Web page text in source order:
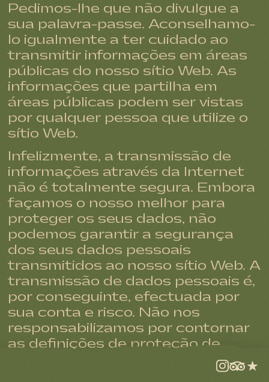
Pedimos-lhe que não divulgue a
sua palavra-passe. Aconselhamo-
lo igualmente a ter cuidado ao
transmitir informações em áreas
públicas do nosso sítio Web. As
informações que partilha em
áreas públicas podem ser vistas
por qualquer pessoa que utilize o
sítio Web.
Infelizmente, a transmissão de
informações através da Internet
não é totalmente segura. Embora
façamos o nosso melhor para
proteger os seus dados, não
podemos garantir a segurança
dos seus dados pessoais
transmitidos ao nosso sítio Web. A
transmissão de dados pessoais é,
por conseguinte, efectuada por
sua conta e risco. Não nos
responsabilizamos por contornar
as definições de proteção de